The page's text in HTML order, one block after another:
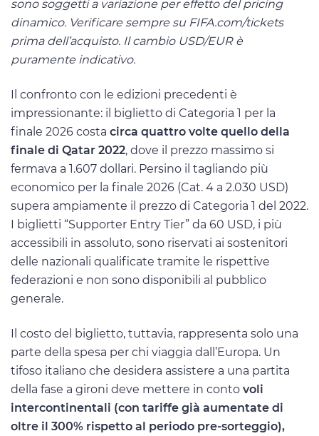
sono soggetti a variazione per effetto del pricing
dinamico. Verificare sempre su FIFA.com/tickets
prima dell’acquisto. Il cambio USD/EUR è
puramente indicativo.
Il confronto con le edizioni precedenti è
impressionante: il biglietto di Categoria 1 per la
finale 2026 costa circa quattro volte quello della
finale di Qatar 2022, dove il prezzo massimo si
fermava a 1.607 dollari. Persino il tagliando più
economico per la finale 2026 (Cat. 4 a 2.030 USD)
supera ampiamente il prezzo di Categoria 1 del 2022.
I biglietti “Supporter Entry Tier” da 60 USD, i più
accessibili in assoluto, sono riservati ai sostenitori
delle nazionali qualificate tramite le rispettive
federazioni e non sono disponibili al pubblico
generale.
Il costo del biglietto, tuttavia, rappresenta solo una
parte della spesa per chi viaggia dall’Europa. Un
tifoso italiano che desidera assistere a una partita
della fase a gironi deve mettere in conto voli
intercontinentali (con tariffe già aumentate di
oltre il 300% rispetto al periodo pre-sorteggio),